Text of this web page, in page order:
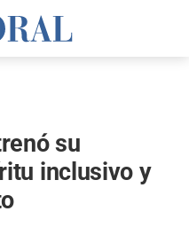
su
inclusivo y